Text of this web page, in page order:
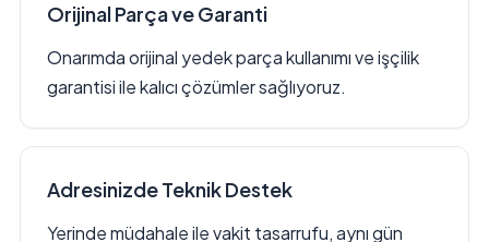
Orijinal Parça ve Garanti
Onarımda orijinal yedek parça kullanımı ve işçilik
garantisi ile kalıcı çözümler sağlıyoruz.
Adresinizde Teknik Destek
Yerinde müdahale ile vakit tasarrufu, aynı gün